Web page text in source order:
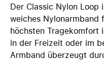
Der Classic Nylon Loop
weiches Nylonarmband
höchsten Tragekomfort
in der Freizeit oder im
Armband überzeugt